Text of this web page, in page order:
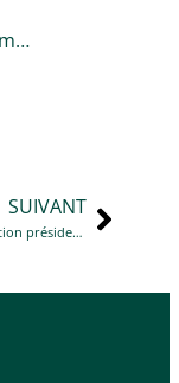
SUIVANT
Résultats élection présidentielle – 1er tour du 10 avril 2022